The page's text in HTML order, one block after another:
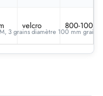
3 grains diamètre 100 mm grain
velcro 800-1000